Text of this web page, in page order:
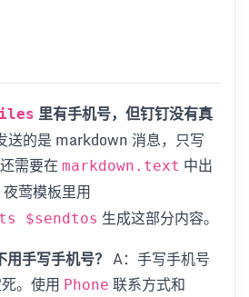
里有手机号，但钉钉没有真
送的是 markdown 消息，只写
需要在 markdown.text 中出
莺模板里用
$sendtos 生成这部分内容。
手写手机号？ A：手写手机号
。使用 Phone 联系方式和